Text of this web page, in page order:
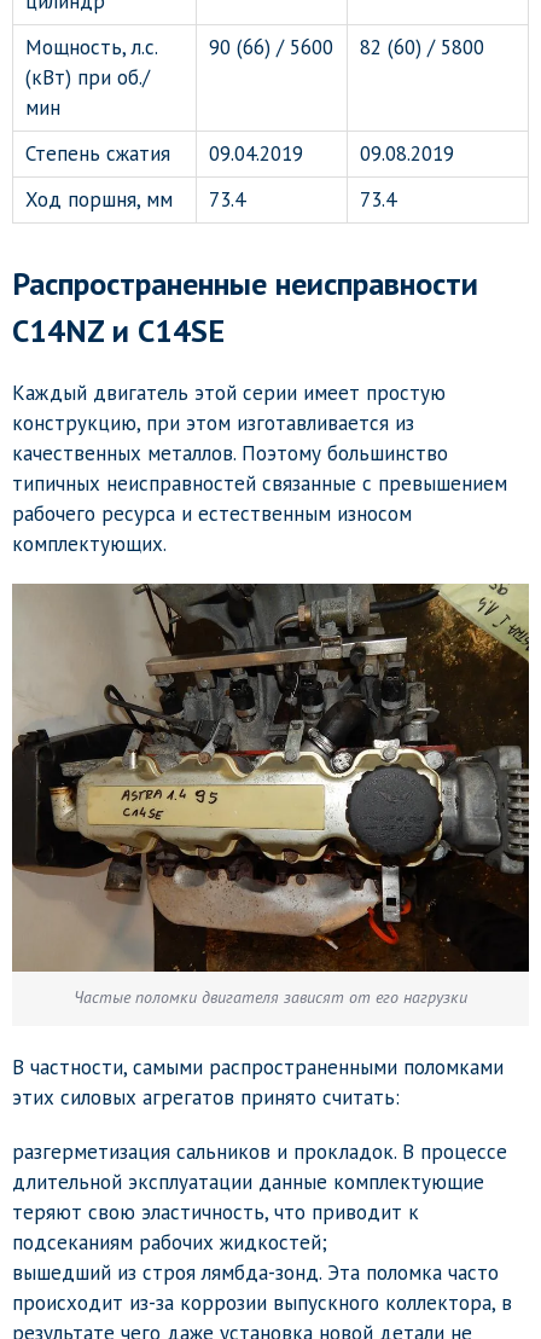
Мощность, л.с.
(кВт) при об./
мин
90 (66) / 5600 82 (60) / 5800
Степень сжатия 09.04.2019
09.08.2019
Ход поршня, мм
73.4 73.4
Распространенные неисправности
C14NZ и C14SE
Каждый двигатель этой серии имеет простую
конструкцию, при этом изготавливается из
качественных металлов. Поэтому большинство
типичных неисправностей связанные с превышением
рабочего ресурса и естественным износом
комплектующих.
Частые поломки двигателя зависят от его нагрузки
В частности, самыми распространенными поломками
этих силовых агрегатов принято считать:
разгерметизация сальников и прокладок. В процессе
длительной эксплуатации данные комплектующие
теряют свою эластичность, что приводит к
подсеканиям рабочих жидкостей;
вышедший из строя лямбда-зонд. Эта поломка часто
происходит из-за коррозии выпускного коллектора, в
результате чего даже установка новой детали не